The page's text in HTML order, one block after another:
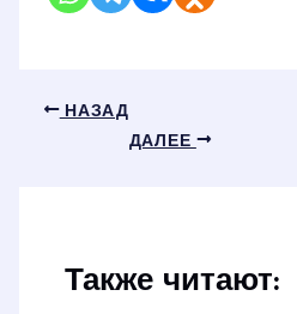
НАЗАД
ДАЛЕЕ
Также читают: